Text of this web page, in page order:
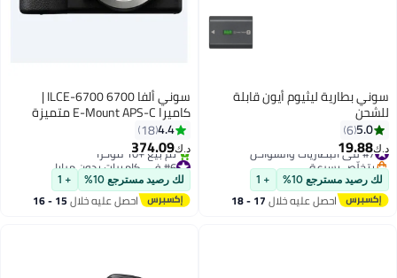
سوني بطارية ليثيوم أيون قابلة
للشحن
5.0
6
د.ك‏19.88
#7 في البطاريات والشواحن
بتخلّص بسرعة
#7 في البطاريات والشواحن
لك رصيد مسترجع 10% + 1
احصل عليه خلال 17 - 18
سوني ألفا 6700 ILCE-6700 |
كاميرا E-Mount APS-C متميزة
4.4
18
د.ك‏374.09
#6 في كاميرات بدون مرايا
أقل سعر في السنة
تم بيع +10 مؤخرًا
#6 في كاميرات بدون مرايا
لك رصيد مسترجع 10% + 1
احصل عليه خلال 15 - 16